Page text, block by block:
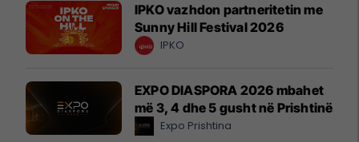
IPKO vazhdon partneritetin me
Sunny Hill Festival 2026
IPKO
EXPO DIASPORA 2026 mbahet
më 3, 4 dhe 5 gusht në Prishtinë
Expo Prishtina